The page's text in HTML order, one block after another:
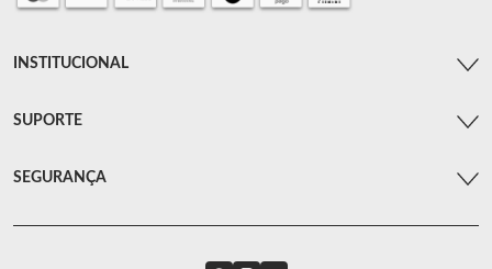
INSTITUCIONAL
SUPORTE
SEGURANÇA